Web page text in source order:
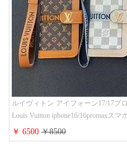
ルイヴィトン アイフォーン17/17プ
Louis Vuitton iphone16/16promaxス
iphone15/14/13ケース ビジネス風
人 可愛い
￥ 6500￥8500